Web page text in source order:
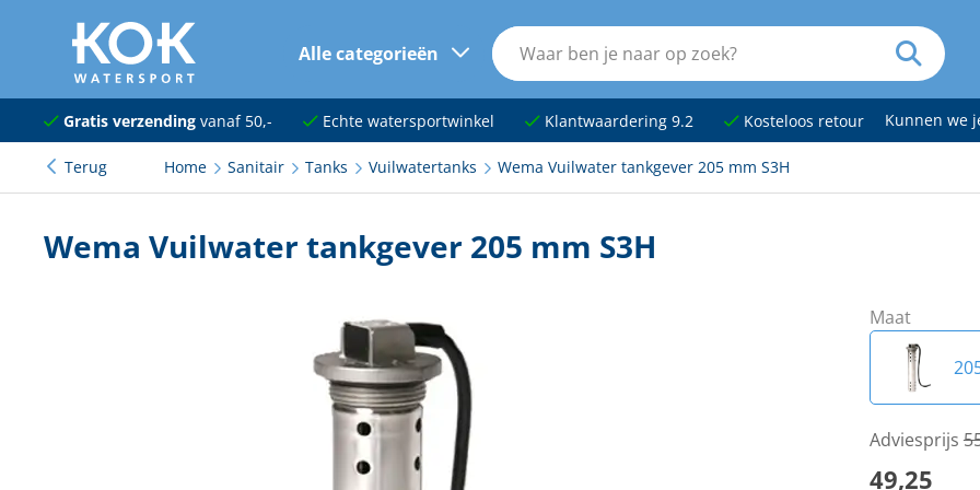
naar hoofdinhoud
Alle categorieën
Navigatie
Dekuitrusting
Gratis verzendingvanaf 50,- Echte watersportwinkel Klantwaardering 9.2 Kosteloos retour Kunnen we
Terug Home Sanitair Tanks Vuilwatertanks Wema Vuilwater tankgever 205 mm S3H
Wema Vuilwater tankgever 205 mm S3H
Maat
Adviesprijs
49,25